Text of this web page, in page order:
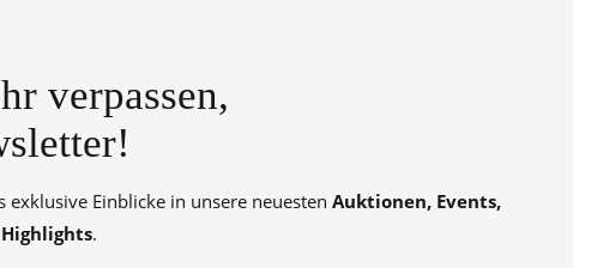
verpassen,
exklusive Einblicke in unsere neuesten Auktionen, Events,
.